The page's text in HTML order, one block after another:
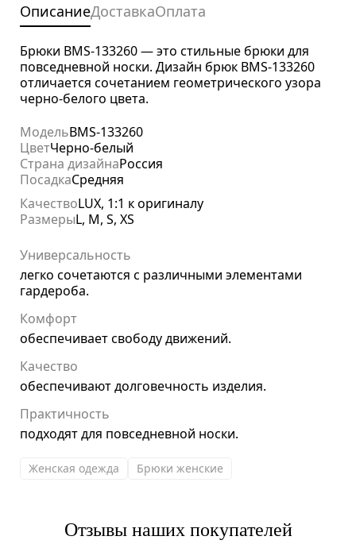
ОписаниеДоставкаОплата
Брюки BMS-133260 — это стильные брюки для
повседневной носки. Дизайн брюк BMS-133260
отличается сочетанием геометрического узора
черно-белого цвета.
МодельBMS-133260
ЦветЧерно-белый
Страна дизайнаРоссия
ПосадкаСредняя
КачествоLUX, 1:1 к оригиналу
РазмерыL, M, S, XS
Универсальность
легко сочетаются с различными элементами
гардероба.
Комфорт
обеспечивает свободу движений.
Качество
обеспечивают долговечность изделия.
Практичность
подходят для повседневной носки.
Женская одежда Брюки женские
Отзывы наших покупателей